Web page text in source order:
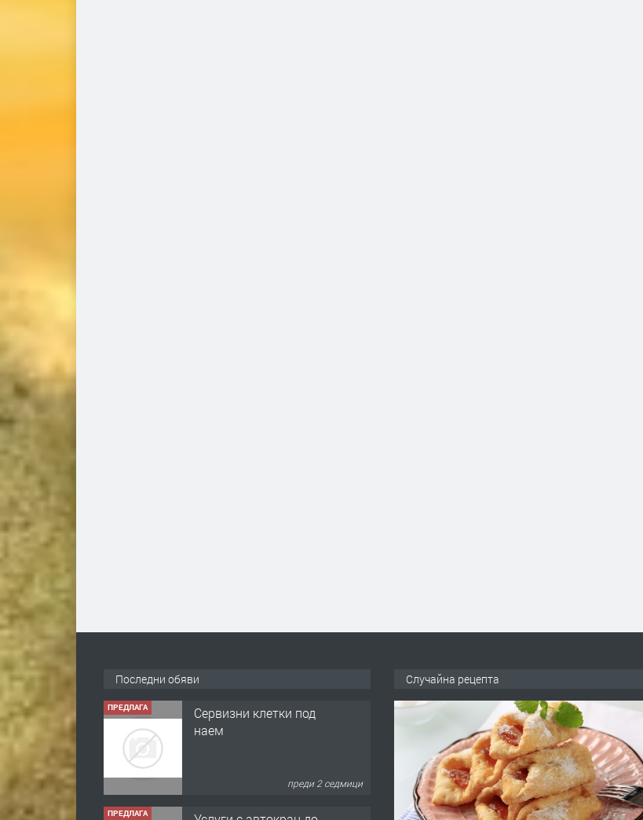
Последни обяви
ПРЕДЛАГА
Сервизни клетки под
наем
преди 2 седмици
ПРЕДЛАГА
Случайна рецепта